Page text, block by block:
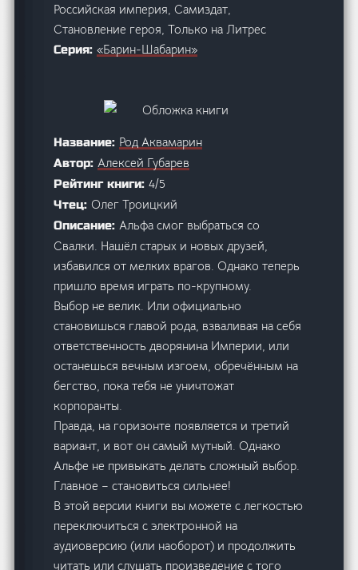
Российская империя, Самиздат,
Становление героя, Только на Литрес
Серия:«Барин-Шабарин»
Название: Род Аквамарин
Автор:Алексей Губарев
Рейтинг книги:4/5
Чтец:Олег Троицкий
Описание:Альфа смог выбраться со
Свалки. Нашёл старых и новых друзей,
избавился от мелких врагов. Однако теперь
пришло время играть по-крупному.
Выбор не велик. Или официально
становишься главой рода, взваливая на себя
ответственность дворянина Империи, или
останешься вечным изгоем, обречённым на
бегство, пока тебя не уничтожат
корпоранты.
Правда, на горизонте появляется и третий
вариант, и вот он самый мутный. Однако
Альфе не привыкать делать сложный выбор.
Главное – становиться сильнее!
В этой версии книги вы можете с легкостью
переключиться с электронной на
аудиоверсию (или наоборот) и продолжить
читать или слушать произведение с того